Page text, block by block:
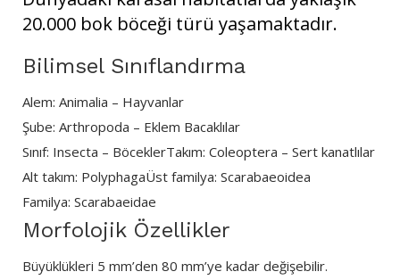
20.000 bok böceği türü yaşamaktadır.
Bilimsel Sınıflandırma
Alem: Animalia – Hayvanlar
Şube: Arthropoda – Eklem Bacaklılar
Sınıf: Insecta – BöceklerTakım: Coleoptera – Sert kanatlılar
Alt takım: PolyphagaÜst familya: Scarabaeoidea
Familya: Scarabaeidae
Morfolojik Özellikler
Büyüklükleri 5 mm’den 80 mm’ye kadar değişebilir.